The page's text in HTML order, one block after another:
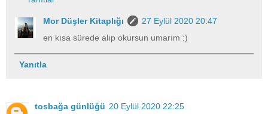
Mor Düşler Kitaplığı
27 Eylül 2020 20:47
en kısa sürede alıp okursun umarım :)
Yanıtla
tosbağa günlüğü 20 Eylül 2020 22:25